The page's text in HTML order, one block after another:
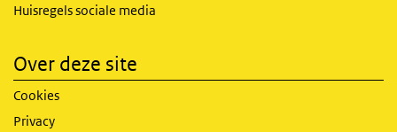
Huisregels sociale media
Over deze site
Cookies
Privacy